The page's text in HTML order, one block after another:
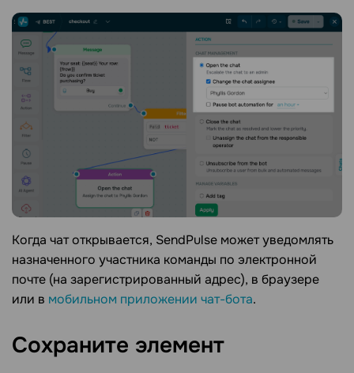
Когда чат открывается, SendPulse может уведомлять
назначенного участника команды по электронной
почте (на зарегистрированный адрес), в браузере
или в мобильном приложении чат-бота.
Сохраните элемент